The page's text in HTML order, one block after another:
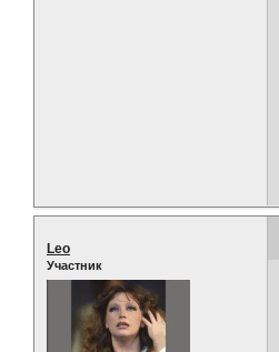
Leo
Участник